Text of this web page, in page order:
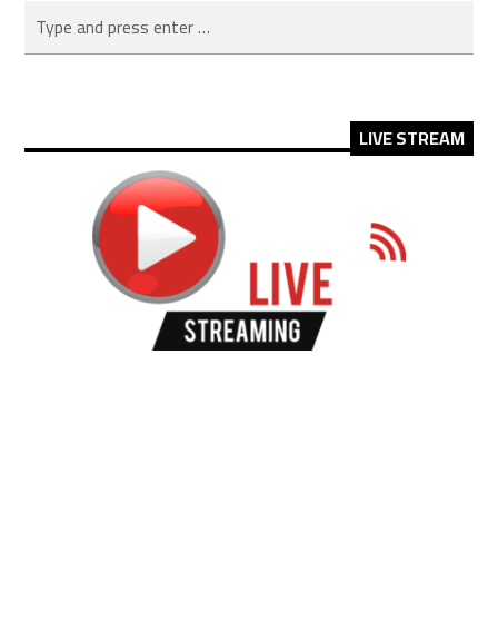
LIVE STREAM